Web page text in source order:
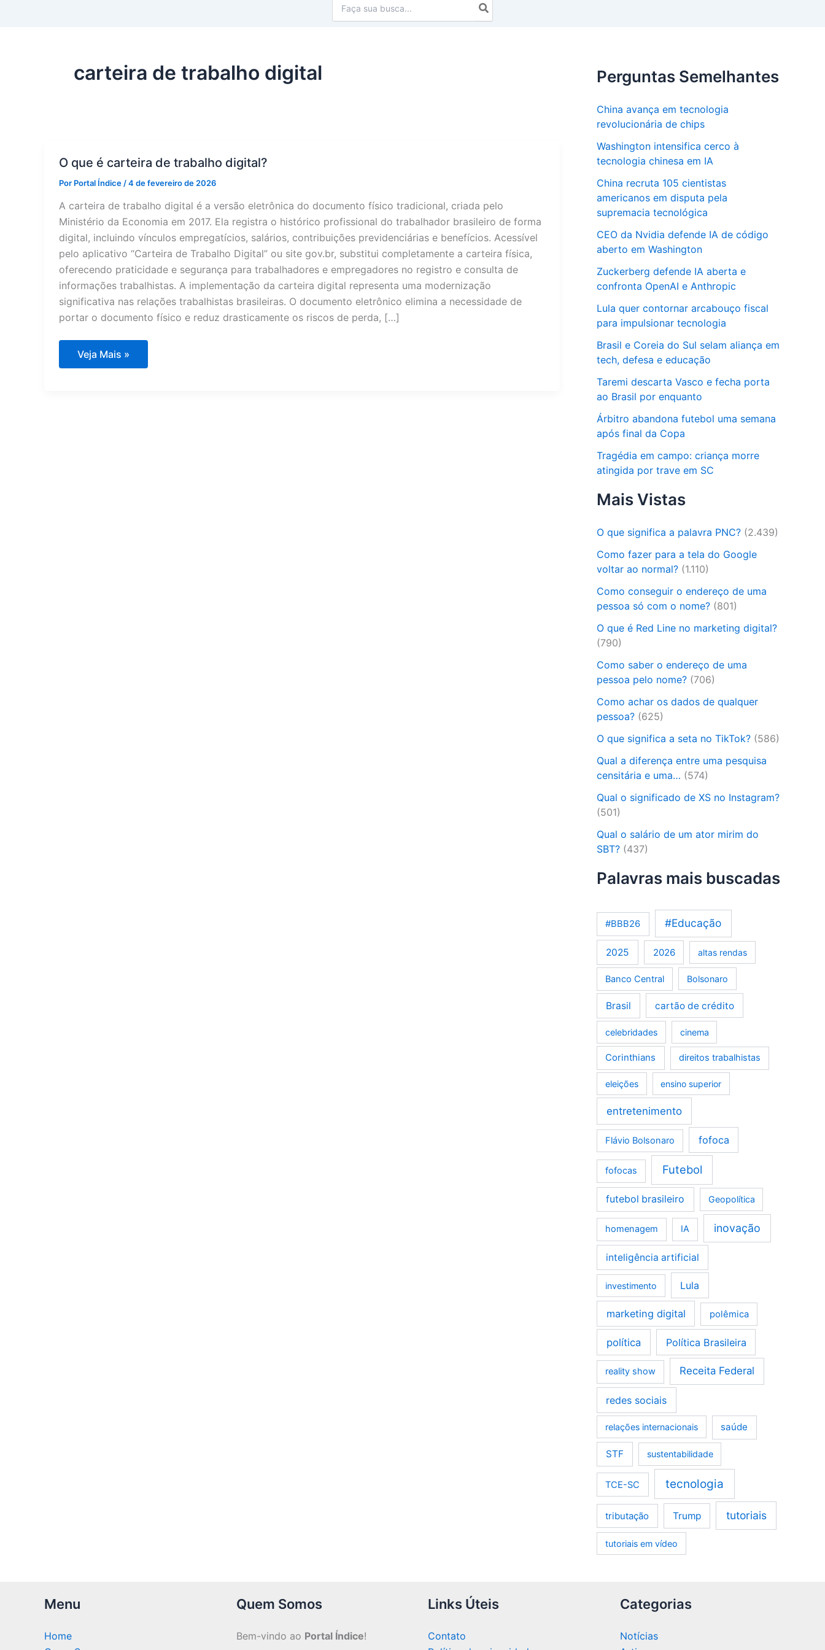
carteira de trabalho digital
O que é carteira de trabalho digital?
Por Portal Índice /4 de fevereiro de 2026
A carteira de trabalho digital é a versão eletrônica do documento físico tradicional, criada pelo
Ministério da Economia em 2017. Ela registra o histórico profissional do trabalhador brasileiro de forma
digital, incluindo vínculos empregatícios, salários, contribuições previdenciárias e benefícios. Acessível
pelo aplicativo “Carteira de Trabalho Digital” ou site gov.br, substitui completamente a carteira física,
oferecendo praticidade e segurança para trabalhadores e empregadores no registro e consulta de
informações trabalhistas. A implementação da carteira digital representa uma modernização
significativa nas relações trabalhistas brasileiras. O documento eletrônico elimina a necessidade de
portar o documento físico e reduz drasticamente os riscos de perda, […]
O
que
Veja Mais »
Perguntas Semelhantes
China avança em tecnologia
revolucionária de chips
Washington intensifica cerco à
tecnologia chinesa em IA
China recruta 105 cientistas
americanos em disputa pela
supremacia tecnológica
CEO da Nvidia defende IA de código
aberto em Washington
Zuckerberg defende IA aberta e
confronta OpenAI e Anthropic
Lula quer contornar arcabouço fiscal
para impulsionar tecnologia
Brasil e Coreia do Sul selam aliança em
tech, defesa e educação
Taremi descarta Vasco e fecha porta
ao Brasil por enquanto
Árbitro abandona futebol uma semana
após final da Copa
Tragédia em campo: criança morre
atingida por trave em SC
Mais Vistas
O que significa a palavra PNC? (2.439)
Como fazer para a tela do Google
voltar ao normal? (1.110)
Como conseguir o endereço de uma
pessoa só com o nome? (801)
O que é Red Line no marketing digital?
(790)
Como saber o endereço de uma
pessoa pelo nome? (706)
Como achar os dados de qualquer
pessoa? (625)
O que significa a seta no TikTok? (586)
Qual a diferença entre uma pesquisa
censitária e uma… (574)
Qual o significado de XS no Instagram?
(501)
Qual o salário de um ator mirim do
SBT? (437)
Palavras mais buscadas
#BBB26 #Educação
2025 2026 altas rendas
Banco Central Bolsonaro
Brasil cartão de crédito
celebridades cinema
Corinthians direitos trabalhistas
eleições ensino superior
entretenimento
Flávio Bolsonaro fofoca
fofocas Futebol
futebol brasileiro Geopolítica
homenagem IA inovação
inteligência artificial
investimento Lula
marketing digital polêmica
política Política Brasileira
reality show Receita Federal
redes sociais
relações internacionais saúde
STF sustentabilidade
TCE-SC tecnologia
tributação Trump tutoriais
tutoriais em vídeo
Menu
Home
Quem Somos
Bem-vindo ao Portal Índice!
Links Úteis
Contato
Categorias
Notícias